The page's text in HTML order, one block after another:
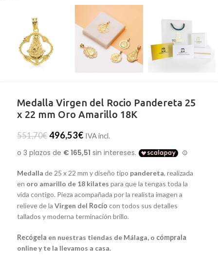
Medalla Virgen del Rocio Pandereta 25
x 22 mm Oro Amarillo 18K
551,70€ 496,53€ IVA incl.
Medalla de 25 x 22 mm y diseño tipo pandereta, realizada
en oro amarillo de 18 kilates para que la tengas toda la
vida contigo. Pieza acompañada por la realista imagen a
relieve de la Virgen del Rocío con todos sus detalles
tallados y moderna terminación brillo.
Recógela en nuestras tiendas de Málaga, o cómprala
online y te la llevamos a casa.